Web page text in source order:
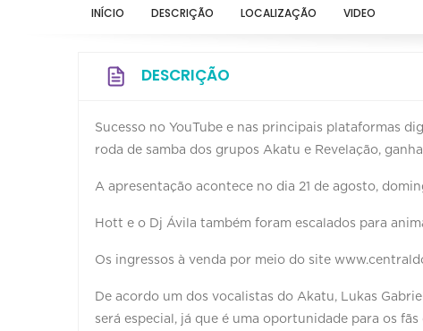
INÍCIO DESCRIÇÃO LOCALIZAÇÃO VIDEO
DESCRIÇÃO
Sucesso no YouTube e nas principais plataformas
roda de samba dos grupos Akatu e Revelação,
A apresentação acontece no dia 21 de agosto,
Hott e o Dj Ávila também foram escalados para
Os ingressos à venda por meio do site
De acordo um dos vocalistas do Akatu, Lukas
será especial, já que é uma oportunidade para os